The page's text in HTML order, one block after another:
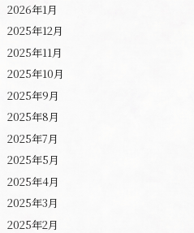
2026年1月
2025年12月
2025年11月
2025年10月
2025年9月
2025年8月
2025年7月
2025年5月
2025年4月
2025年3月
2025年2月